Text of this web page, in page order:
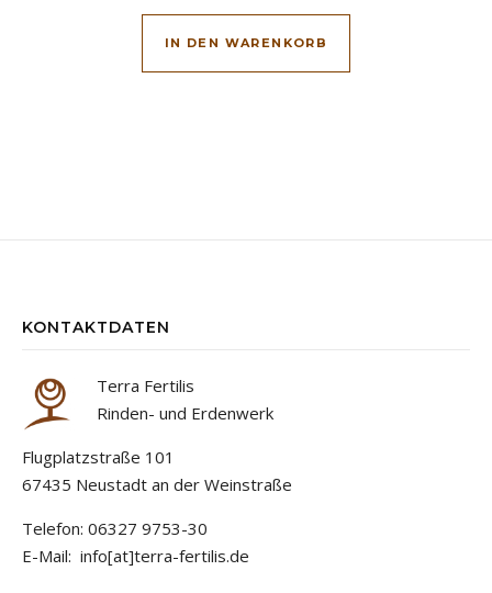
IN DEN WARENKORB
KONTAKTDATEN
Terra Fertilis
Rinden- und Erdenwerk
Flugplatzstraße 101
67435 Neustadt an der Weinstraße
Telefon: 06327 9753-30
E-Mail: info[at]terra-fertilis.de